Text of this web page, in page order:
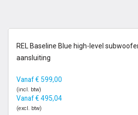
1-2 dagen
REL Baseline Blue high-level
aansluiting
Vanaf€ 599,00
(incl. btw)
Vanaf€ 495,04
(excl. btw)